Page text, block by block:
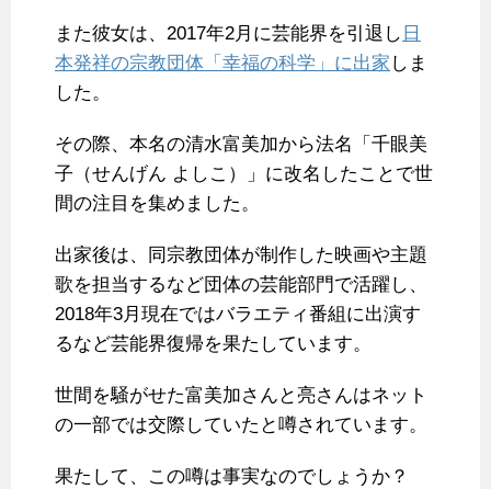
また彼女は、2017年2月に芸能界を引退し 日
本発祥の宗教団体「幸福の科学」に出家 しま
した。
その際、本名の清水富美加から法名「千眼美
子（せんげん よしこ）」に改名したことで世
間の注目を集めました。
出家後は、同宗教団体が制作した映画や主題
歌を担当するなど団体の芸能部門で活躍し、
2018年3月現在ではバラエティ番組に出演す
るなど芸能界復帰を果たしています。
世間を騒がせた富美加さんと亮さんはネット
の一部では交際していたと噂されています。
果たして、この噂は事実なのでしょうか？